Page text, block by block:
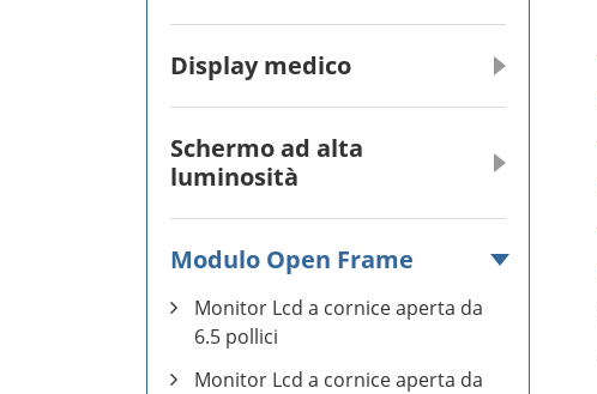
Display medico
Schermo ad alta
luminosità
Modulo Open Frame
Monitor Lcd a cornice aperta da
6.5 pollici
Monitor Lcd a cornice aperta da